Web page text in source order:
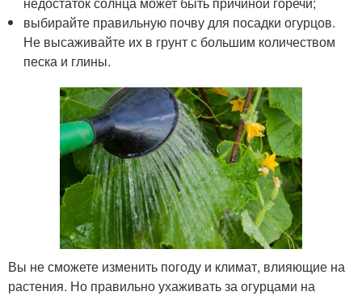
выбирайте правильную почву для посадки огурцов.
Не высаживайте их в грунт с большим количеством
песка и глины.
Вы не сможете изменить погоду и климат, влияющие на
растения. Но правильно ухаживать за огурцами на